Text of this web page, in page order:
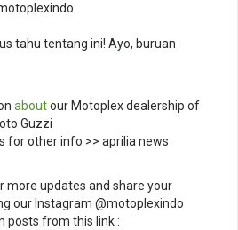
tahu tentang ini! Ayo, buruan
aboutour Motoplex dealership of
Guzzi
for other info >> aprilia news
more updates and share your
our Instagram @motoplexindo
posts from this link :